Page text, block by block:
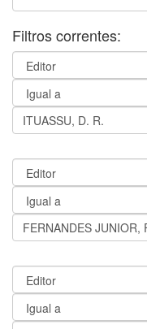
Filtros correntes: